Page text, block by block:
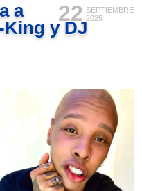
22 SEPTIEMBRE
2025
a
King y DJ